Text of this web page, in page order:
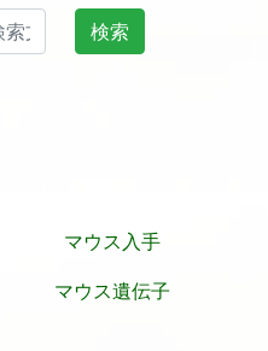
マウス入手
マウス遺伝子